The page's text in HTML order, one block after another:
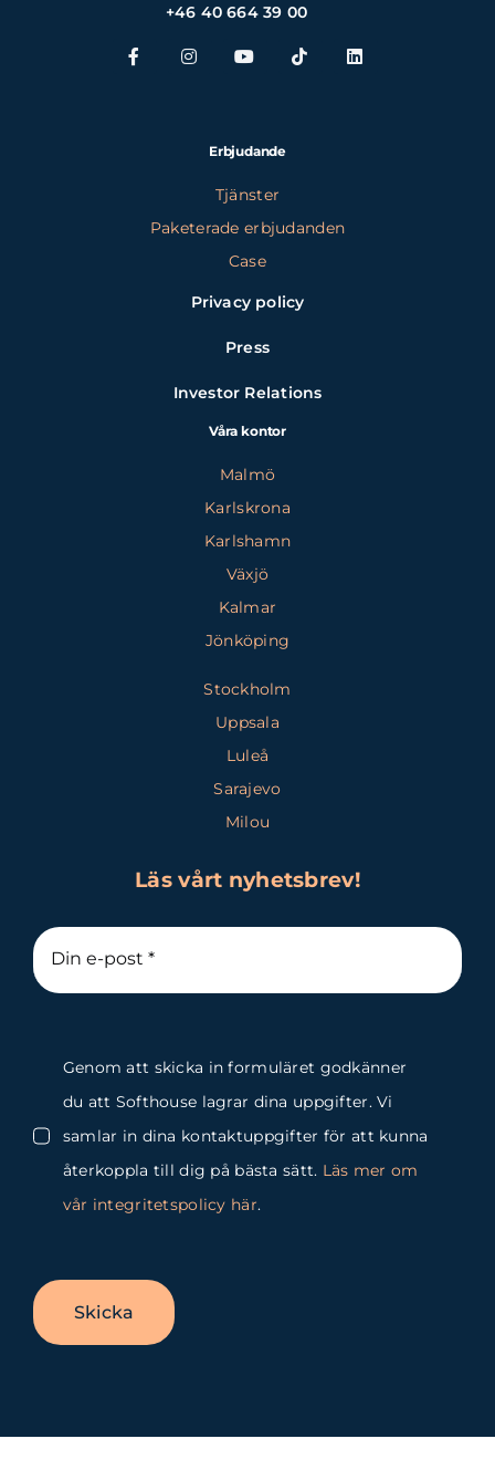
+46 40 664 39 00
Erbjudande
Tjänster
Paketerade erbjudanden
Case
Privacy policy
Press
Investor Relations
Våra kontor
Malmö
Karlskrona
Karlshamn
Växjö
Kalmar
Jönköping
Stockholm
Uppsala
Luleå
Sarajevo
Milou
Läs vårt nyhetsbrev!
Genom att skicka in formuläret godkänner
du att Softhouse lagrar dina uppgifter. Vi
samlar in dina kontaktuppgifter för att kunna
återkoppla till dig på bästa sätt. Läs mer om
vår integritetspolicy här.
Skicka